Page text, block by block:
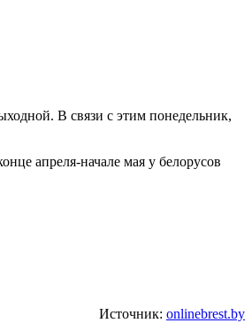
В связи с этим понедельник,
апреля-начале мая у белорусов
Источник: onlinebrest.by